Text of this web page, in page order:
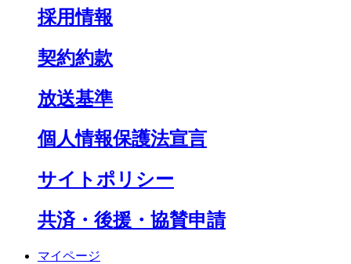
採用情報
契約約款
放送基準
個人情報保護法宣言
サイトポリシー
共済・後援・協賛申請
マイページ